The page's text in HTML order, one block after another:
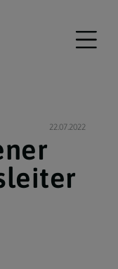
22.07.2022